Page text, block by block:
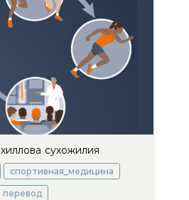
сухожилия
спортивная_медицина
перевод